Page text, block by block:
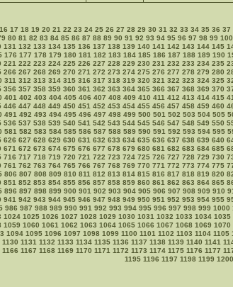
16 17 18 19 20 21 22 23 24 25 26 27 28 29 30 31 32 33 34 35 36 37
80 81 82 83 84 85 86 87 88 89 90 91 92 93 94 95 96 97 98 99 100
131 132 133 134 135 136 137 138 139 140 141 142 143 144 145
176 177 178 179 180 181 182 183 184 185 186 187 188 189 190
221 222 223 224 225 226 227 228 229 230 231 232 233 234 235
266 267 268 269 270 271 272 273 274 275 276 277 278 279 280
311 312 313 314 315 316 317 318 319 320 321 322 323 324 325
356 357 358 359 360 361 362 363 364 365 366 367 368 369 370
401 402 403 404 405 406 407 408 409 410 411 412 413 414 415
446 447 448 449 450 451 452 453 454 455 456 457 458 459 460
491 492 493 494 495 496 497 498 499 500 501 502 503 504 505
536 537 538 539 540 541 542 543 544 545 546 547 548 549 550
581 582 583 584 585 586 587 588 589 590 591 592 593 594 595
626 627 628 629 630 631 632 633 634 635 636 637 638 639 640
671 672 673 674 675 676 677 678 679 680 681 682 683 684 685
716 717 718 719 720 721 722 723 724 725 726 727 728 729 730
761 762 763 764 765 766 767 768 769 770 771 772 773 774 775
806 807 808 809 810 811 812 813 814 815 816 817 818 819 820
851 852 853 854 855 856 857 858 859 860 861 862 863 864 865
896 897 898 899 900 901 902 903 904 905 906 907 908 909 910
941 942 943 944 945 946 947 948 949 950 951 952 953 954 955
986 987 988 989 990 991 992 993 994 995 996 997 998 999 1000
1024 1025 1026 1027 1028 1029 1030 1031 1032 1033 1034 1035
1059 1060 1061 1062 1063 1064 1065 1066 1067 1068 1069 1070
1094 1095 1096 1097 1098 1099 1100 1101 1102 1103 1104 1105
1130 1131 1132 1133 1134 1135 1136 1137 1138 1139 1140 1141
1166 1167 1168 1169 1170 1171 1172 1173 1174 1175 1176 1177
1195 1196 1197 1198 1199 1200